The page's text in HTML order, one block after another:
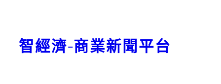
智經濟-商業新聞平台